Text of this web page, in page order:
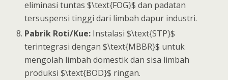
eliminasi tuntas $\text{FOG}$ dan padatan
tersuspensi tinggi dari limbah dapur industri.
Pabrik Roti/Kue: Instalasi $\text{STP}$
terintegrasi dengan $\text{MBBR}$ untuk
mengolah limbah domestik dan sisa limbah
produksi $\text{BOD}$ ringan.